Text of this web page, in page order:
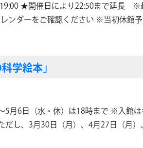
★開催日により22:50まで延長 ※
ダーをご確認ください ※当初休館
学絵本」
月6日（水・休）は18時まで ※入館
し、3月30日（月）、4月27日（月）